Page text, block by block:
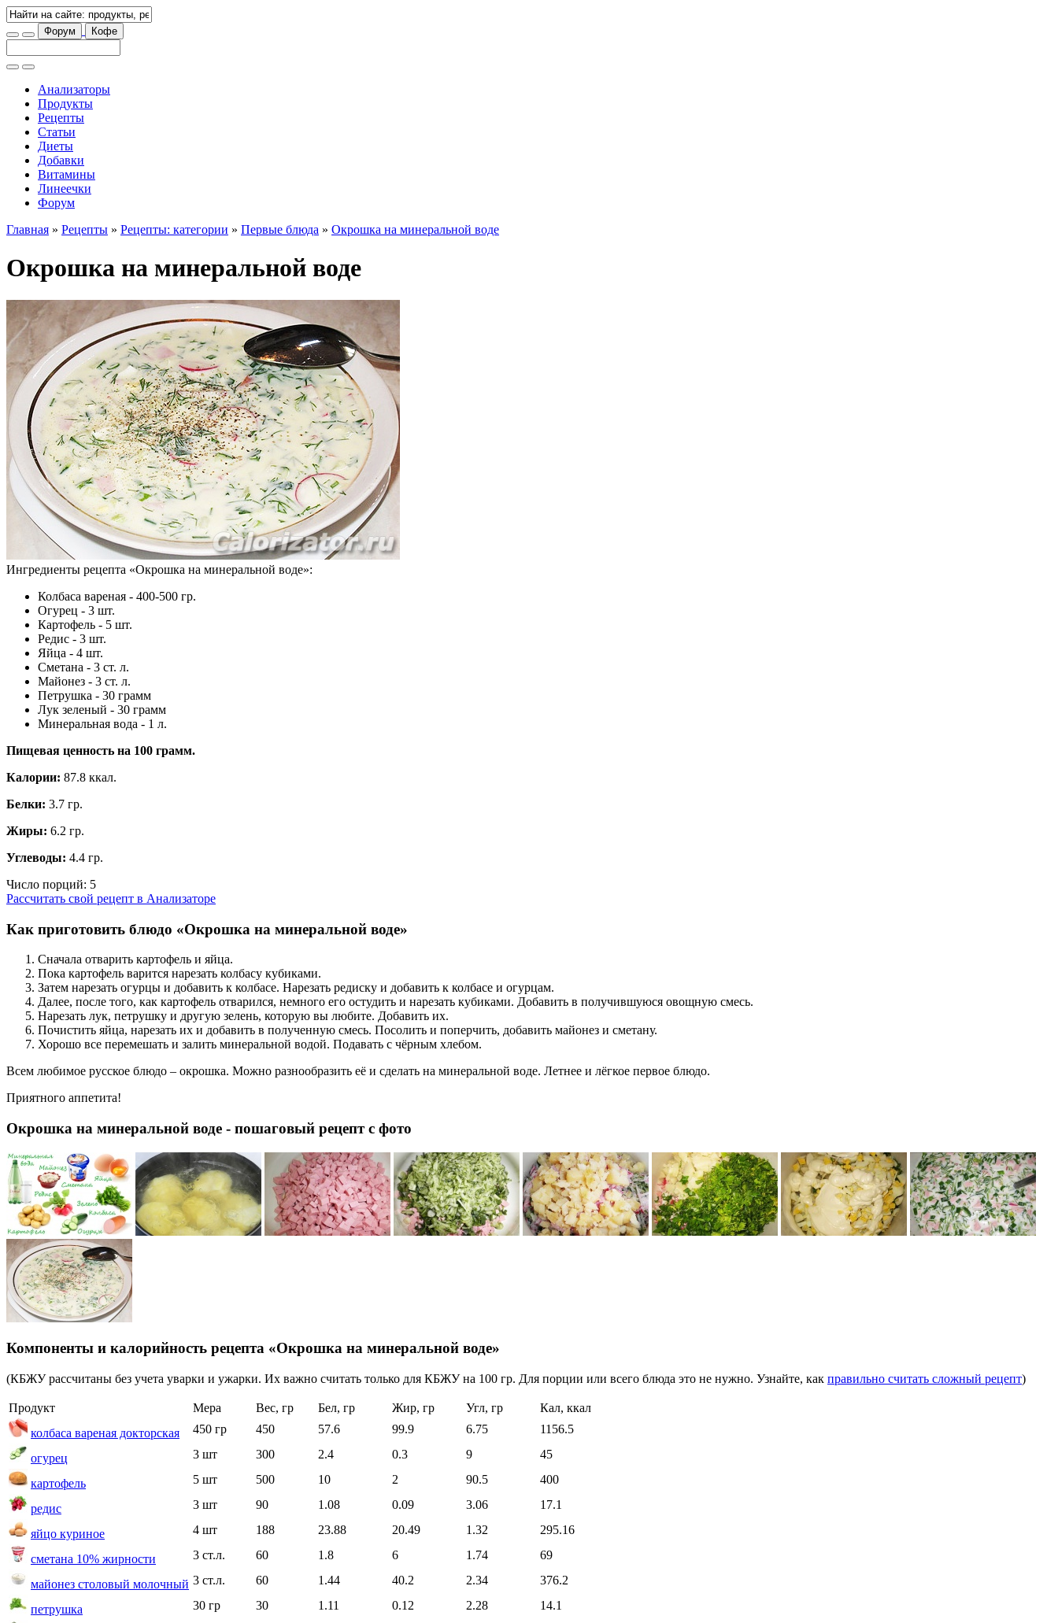
Форум Кофе
Анализаторы
Продукты
Рецепты
Статьи
Диеты
Добавки
Витамины
Линеечки
Форум
Главная » Рецепты » Рецепты: категории » Первые блюда » Окрошка на минеральной воде
Окрошка на минеральной воде
Ингредиенты рецепта «Окрошка на минеральной воде»:
Колбаса вареная - 400-500 гр.
Огурец - 3 шт.
Картофель - 5 шт.
Редис - 3 шт.
Яйца - 4 шт.
Сметана - 3 ст. л.
Майонез - 3 ст. л.
Петрушка - 30 грамм
Лук зеленый - 30 грамм
Минеральная вода - 1 л.
Пищевая ценность на 100 грамм.
Калории: 87.8 ккал.
Белки: 3.7 гр.
Жиры: 6.2 гр.
Углеводы: 4.4 гр.
Число порций: 5
Рассчитать свой рецепт в Анализаторе
Как приготовить блюдо «Окрошка на минеральной воде»
Сначала отварить картофель и яйца.
Пока картофель варится нарезать колбасу кубиками.
Затем нарезать огурцы и добавить к колбасе. Нарезать редиску и добавить к колбасе и огурцам.
Далее, после того, как картофель отварился, немного его остудить и нарезать кубиками. Добавить в получившуюся овощную смесь.
Нарезать лук, петрушку и другую зелень, которую вы любите. Добавить их.
Почистить яйца, нарезать их и добавить в полученную смесь. Посолить и поперчить, добавить майонез и сметану.
Хорошо все перемешать и залить минеральной водой. Подавать с чёрным хлебом.
Всем любимое русское блюдо – окрошка. Можно разнообразить её и сделать на минеральной воде. Летнее и лёгкое первое блюдо.
Приятного аппетита!
Окрошка на минеральной воде - пошаговый рецепт с фото
Компоненты и калорийность рецепта «Окрошка на минеральной воде»
(КБЖУ рассчитаны без учета уварки и ужарки. Их важно считать только для КБЖУ на 100 гр. Для порции или всего блюда это не нужно. Узнайте, как правильно считать сложный рецепт)
Продукт Мера Вес, гр Бел, гр Жир, гр Угл, гр
Кал, ккал
колбаса вареная докторская
450 гр 450 57.6 99.9 6.75 1156.5
огурец 3 шт 300 2.4 0.3 9 45
картофель 5 шт 500 10 2 90.5 400
редис 3 шт 90 1.08 0.09 3.06 17.1
яйцо куриное 4 шт 188 23.88 20.49 1.32 295.16
сметана 10% жирности 3 ст.л. 60 1.8 6 1.74 69
майонез столовый молочный 3 ст.л. 60 1.44 40.2 2.34 376.2
петрушка 30 гр 30 1.11 0.12 2.28 14.1